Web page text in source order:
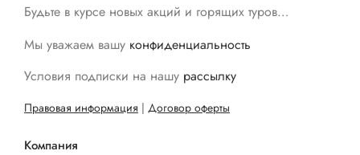
Будьте в курсе новых акций и горящих туров…
Мы уважаем вашу конфиденциальность
Условия подписки на нашу рассылку
Правовая информация | Договор оферты
Компания